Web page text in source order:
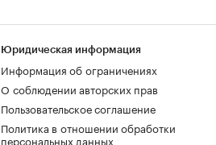
Юридическая информация
Информация об ограничениях
О соблюдении авторских прав
Пользовательское соглашение
Политика в отношении обработки
персональных данных